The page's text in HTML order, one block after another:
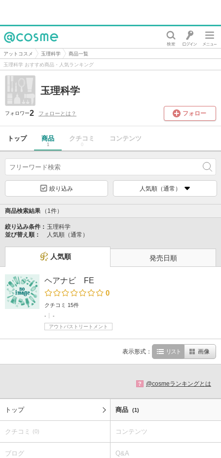
@cosme
アットコスメ 玉理科学
商品一覧
玉理科学 おすすめ商品・人気ランキング
玉理科学
フォロワー2 フォローとは？ フォロー
トップ 商品
1
クチコミ
0
コンテンツ
絞り込み 人気順（通常）
商品検索結果 （1件）
絞り込み条件： 玉理科学
並び替え順：
人気順（通常）
人気順 発売日順
ヘアナビ FE
0
クチコミ 15件
-
-
アウトバストリートメント
表示形式： リスト 画像
? @cosmeランキングとは
トップ 商品 (1)
クチコミ (0) コンテンツ
ブログ Q&A